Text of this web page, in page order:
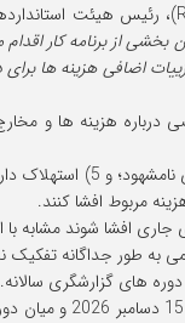
اضافی هزینه ها
هزینه ها و
• مبالغ 1) خرید مواد و
مربوط افشا کنند.
افشا شوند مشابه با
به طور جداگانه تفکیک
های گزارشگری سالانه.